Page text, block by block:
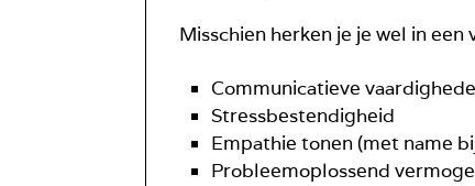
Misschien herken je je wel in
Communicatieve
Stressbestendigheid
Empathie tonen (met name
Probleemoplossend